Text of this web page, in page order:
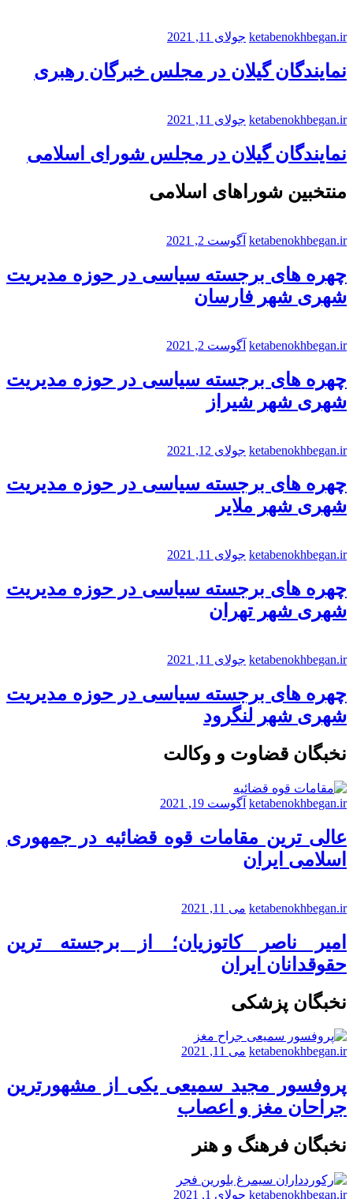
ketabenokhbegan.ir جولای 11, 2021
نمایندگان گیلان در مجلس خبرگان رهبری
ketabenokhbegan.ir جولای 11, 2021
نمایندگان گیلان در مجلس شورای اسلامی
منتخبین شوراهای اسلامی
ketabenokhbegan.ir آگوست 2, 2021
چهره های برجسته سیاسی در حوزه مدیریت
شهری شهر فارسان
ketabenokhbegan.ir آگوست 2, 2021
چهره های برجسته سیاسی در حوزه مدیریت
شهری شهر شیراز
ketabenokhbegan.ir جولای 12, 2021
چهره های برجسته سیاسی در حوزه مدیریت
شهری شهر ملایر
ketabenokhbegan.ir جولای 11, 2021
چهره های برجسته سیاسی در حوزه مدیریت
شهری شهر تهران
ketabenokhbegan.ir جولای 11, 2021
چهره های برجسته سیاسی در حوزه مدیریت
شهری شهر لنگرود
نخبگان قضاوت و وکالت
ketabenokhbegan.ir آگوست 19, 2021
عالی ترین مقامات قوه قضائیه در جمهوری
اسلامی ایران
ketabenokhbegan.ir می 11, 2021
امیر ناصر کاتوزیان؛ از برجسته ترین
حقوقدانان ایران
نخبگان پزشکی
ketabenokhbegan.ir می 11, 2021
پروفسور مجید سمیعی یکی از مشهورترین
جراحان مغز و اعصاب
نخبگان فرهنگ و هنر
ketabenokhbegan.ir جولای 1, 2021